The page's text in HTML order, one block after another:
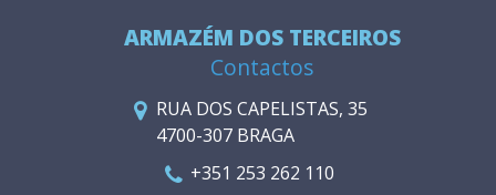
ARMAZÉM DOS TERCEIROS
Contactos
RUA DOS CAPELISTAS, 35
4700-307 BRAGA
+351 253 262 110